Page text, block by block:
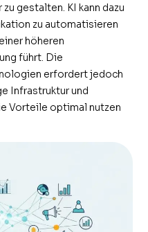
gestalten. KI kann dazu
zu automatisieren
höheren
führt. Die
erfordert jedoch
Infrastruktur und
Vorteile optimal nutzen